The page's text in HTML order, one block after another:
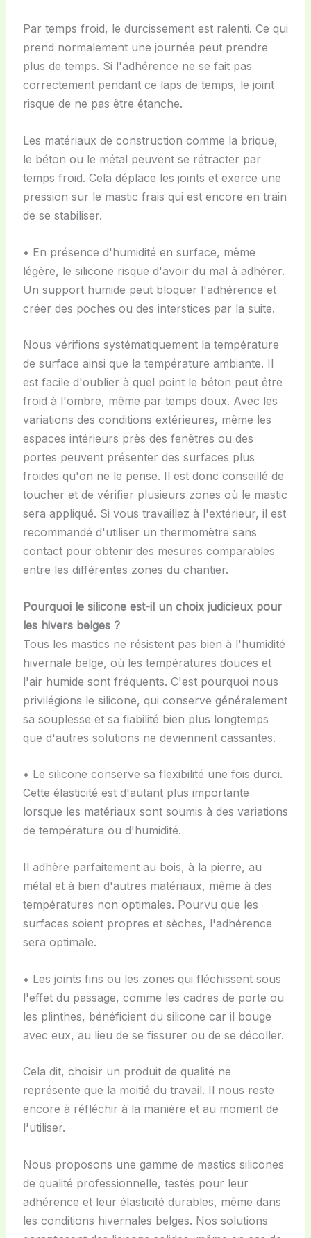
Par temps froid, le durcissement est ralenti. Ce qui
prend normalement une journée peut prendre
plus de temps. Si l'adhérence ne se fait pas
correctement pendant ce laps de temps, le joint
risque de ne pas être étanche.
Les matériaux de construction comme la brique,
le béton ou le métal peuvent se rétracter par
temps froid. Cela déplace les joints et exerce une
pression sur le mastic frais qui est encore en train
de se stabiliser.
• En présence d'humidité en surface, même
légère, le silicone risque d'avoir du mal à adhérer.
Un support humide peut bloquer l'adhérence et
créer des poches ou des interstices par la suite.
Nous vérifions systématiquement la température
de surface ainsi que la température ambiante. Il
est facile d'oublier à quel point le béton peut être
froid à l'ombre, même par temps doux. Avec les
variations des conditions extérieures, même les
espaces intérieurs près des fenêtres ou des
portes peuvent présenter des surfaces plus
froides qu'on ne le pense. Il est donc conseillé de
toucher et de vérifier plusieurs zones où le mastic
sera appliqué. Si vous travaillez à l'extérieur, il est
recommandé d'utiliser un thermomètre sans
contact pour obtenir des mesures comparables
entre les différentes zones du chantier.
Pourquoi le silicone est-il un choix judicieux pour
les hivers belges ?
Tous les mastics ne résistent pas bien à l'humidité
hivernale belge, où les températures douces et
l'air humide sont fréquents. C'est pourquoi nous
privilégions le silicone, qui conserve généralement
sa souplesse et sa fiabilité bien plus longtemps
que d'autres solutions ne deviennent cassantes.
• Le silicone conserve sa flexibilité une fois durci.
Cette élasticité est d'autant plus importante
lorsque les matériaux sont soumis à des variations
de température ou d'humidité.
Il adhère parfaitement au bois, à la pierre, au
métal et à bien d'autres matériaux, même à des
températures non optimales. Pourvu que les
surfaces soient propres et sèches, l'adhérence
sera optimale.
• Les joints fins ou les zones qui fléchissent sous
l'effet du passage, comme les cadres de porte ou
les plinthes, bénéficient du silicone car il bouge
avec eux, au lieu de se fissurer ou de se décoller.
Cela dit, choisir un produit de qualité ne
représente que la moitié du travail. Il nous reste
encore à réfléchir à la manière et au moment de
l'utiliser.
Nous proposons une gamme de mastics silicones
de qualité professionnelle, testés pour leur
adhérence et leur élasticité durables, même dans
les conditions hivernales belges. Nos solutions